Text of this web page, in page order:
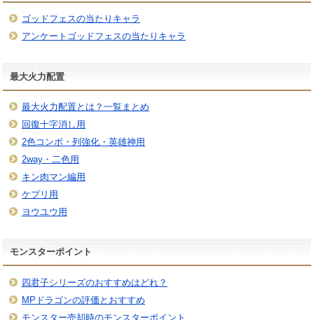
ゴッドフェスの当たりキャラ
アンケートゴッドフェスの当たりキャラ
最大火力配置
最大火力配置とは？一覧まとめ
回復十字消し用
2色コンボ・列強化・英雄神用
2way・二色用
キン肉マン編用
ケプリ用
ヨウユウ用
モンスターポイント
四君子シリーズのおすすめはどれ？
MPドラゴンの評価とおすすめ
モンスター売却時のモンスターポイント